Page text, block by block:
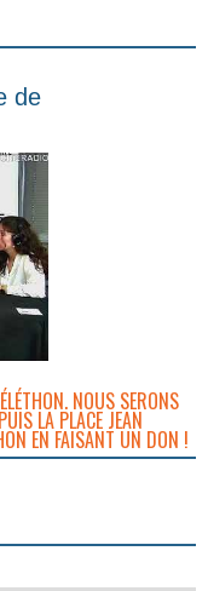
de
NOUS SERONS
LA PLACE JEAN
EN FAISANT UN DON !